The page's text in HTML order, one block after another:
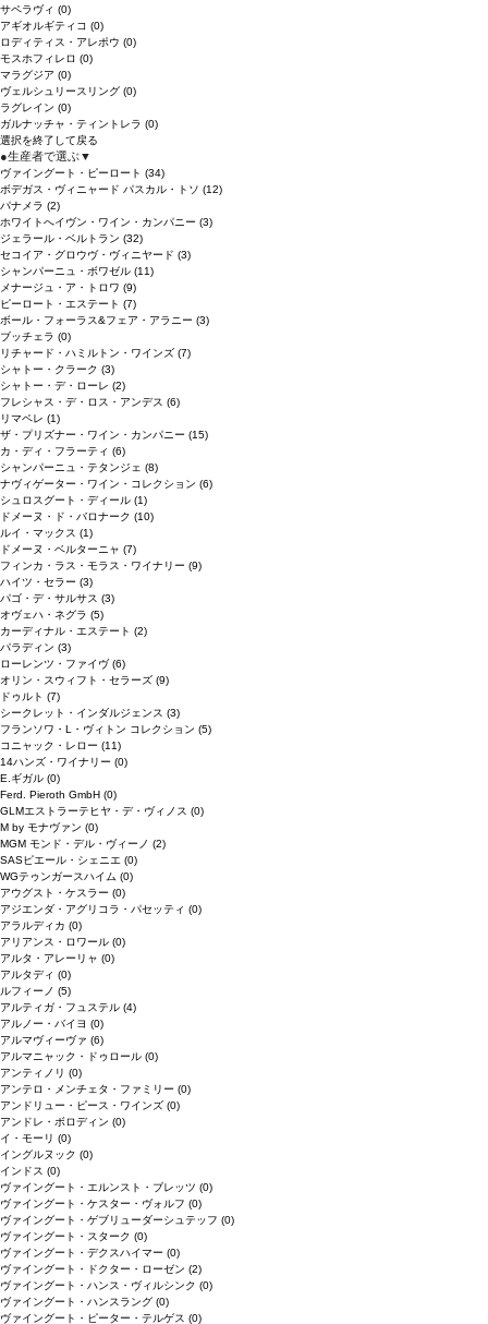
サペラヴィ (0)
アギオルギティコ (0)
ロディティス・アレポウ (0)
モスホフィレロ (0)
マラグジア (0)
ヴェルシュリースリング (0)
ラグレイン (0)
ガルナッチャ・ティントレラ (0)
選択を終了して戻る
●生産者で選ぶ▼
ヴァイングート・ピーロート (34)
ボデガス・ヴィニャード パスカル・トソ (12)
パナメラ (2)
ホワイトへイヴン・ワイン・カンパニー (3)
ジェラール・ベルトラン (32)
セコイア・グロウヴ・ヴィニヤード (3)
シャンパーニュ・ボワゼル (11)
メナージュ・ア・トロワ (9)
ピーロート・エステート (7)
ボール・フォーラス&フェア・アラニー (3)
ブッチェラ (0)
リチャード・ハミルトン・ワインズ (7)
シャトー・クラーク (3)
シャトー・デ・ローレ (2)
フレシャス・デ・ロス・アンデス (6)
リマペレ (1)
ザ・プリズナー・ワイン・カンパニー (15)
カ・ディ・フラーティ (6)
シャンパーニュ・テタンジェ (8)
ナヴィゲーター・ワイン・コレクション (6)
シュロスグート・ディール (1)
ドメーヌ・ド・バロナーク (10)
ルイ・マックス (1)
ドメーヌ・ベルターニャ (7)
フィンカ・ラス・モラス・ワイナリー (9)
ハイツ・セラー (3)
パゴ・デ・サルサス (3)
オヴェハ・ネグラ (5)
カーディナル・エステート (2)
パラディン (3)
ローレンツ・ファイヴ(6)
オリン・スウィフト・セラーズ (9)
ドゥルト (7)
シークレット・インダルジェンス (3)
フランソワ・L・ヴィトン コレクション (5)
コニャック・レロー (11)
14ハンズ・ワイナリー (0)
E.ギガル (0)
Ferd. Pieroth GmbH (0)
GLMエストラーテヒヤ・デ・ヴィノス (0)
M by モナヴァン (0)
MGM モンド・デル・ヴィーノ (2)
SASピエール・シェニエ (0)
WGテゥンガースハイム (0)
アウグスト・ケスラー (0)
アジエンダ・アグリコラ・パセッティ (0)
アラルディカ (0)
アリアンス・ロワール (0)
アルタ・アレーリャ (0)
アルタディ (0)
ルフィーノ (5)
アルティガ・フュステル (4)
アルノー・バイヨ (0)
アルマヴィーヴァ (6)
アルマニャック・ドゥロール (0)
アンティノリ (0)
アンテロ・メンチェタ・ファミリー (0)
アンドリュー・ピース・ワインズ (0)
アンドレ・ボロディン (0)
イ・モーリ (0)
イングルヌック (0)
インドス (0)
ヴァイングート・エルンスト・ブレッツ (0)
ヴァイングート・ケスター・ヴォルフ (0)
ヴァイングート・ゲブリューダーシュテッフ (0)
ヴァイングート・スターク (0)
ヴァイングート・デクスハイマー (0)
ヴァイングート・ドクター・ローゼン (2)
ヴァイングート・ハンス・ヴィルシンク (0)
ヴァイングート・ハンスラング (0)
ヴァイングート・ピーター・テルゲス (0)